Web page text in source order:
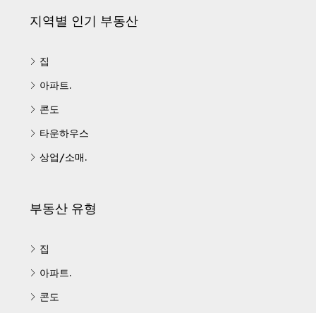
지역별 인기 부동산
집
아파트.
콘도
타운하우스
상업/소매.
부동산 유형
집
아파트.
콘도